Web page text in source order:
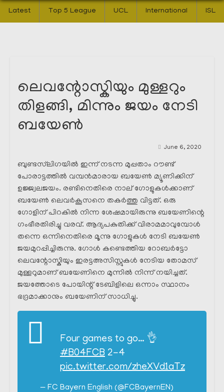
Latest Top 5 League UCL International ISL
ലെവന്റോസ്കിയും മുള്ളറും
തിളങ്ങി, മിന്നും ജയം നേടി
ബയേൺ
June 6, 2020
ബുണ്ടസ്‌ലിഗയിൽ ഇന്ന് നടന്ന മുപ്പതാം റൗണ്ട്
പോരാട്ടത്തിൽ വമ്പൻമാരായ ബയേൺ മ്യൂണിക്കിന്
ഉജ്ജ്വലജയം. രണ്ടിനെതിരെ നാല് ഗോളുകൾക്കാണ്
ബയേൺ ലെവർകൂസനെ തകർത്തു വിട്ടത്. ഒരു
ഗോളിന് പിറകിൽ നിന്ന ശേഷമായിരുന്നു ബയേണിന്റെ
ഗംഭീരതിരിച്ചു വരവ്. ആദ്യപകുതിക്ക് വിരാമമാവുമ്പോൾ
തന്നെ ഒന്നിനെതിരെ മൂന്നു ഗോളുകൾ നേടി ബയേൺ
ജയമുറപ്പിച്ചിരുന്നു. ഗോൾ കണ്ടെത്തിയ റോബർട്ടോ
ലെവന്റോസ്കിയും ഇരട്ടഅസിസ്റ്റുകൾ നേടിയ തോമസ്
മുള്ളറുമാണ് ബയേണിനെ മുന്നിൽ നിന്ന് നയിച്ചത്.
ജയത്തോടെ പോയിന്റ് ടേബിളിലെ ഒന്നാം സ്ഥാനം
ഭദ്രമാക്കാനും ബയേണിന് സാധിച്ചു.
Four games to go… 👌
#B04FCB 2-4
pic.twitter.com/zheXVd1aTz
— FC Bayern English (@FCBayernEN)